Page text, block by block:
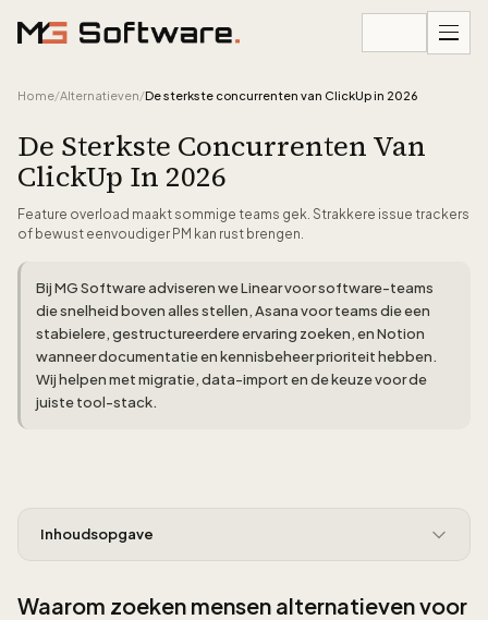
Home/Alternatieven/De sterkste concurrenten van ClickUp in 2026
De Sterkste Concurrenten Van
ClickUp In 2026
Feature overload maakt sommige teams gek. Strakkere issue trackers
of bewust eenvoudiger PM kan rust brengen.
Bij MG Software adviseren we Linear voor software-teams
die snelheid boven alles stellen, Asana voor teams die een
stabielere, gestructureerdere ervaring zoeken, en Notion
wanneer documentatie en kennisbeheer prioriteit hebben.
Wij helpen met migratie, data-import en de keuze voor de
juiste tool-stack.
Inhoudsopgave
Waarom zoeken mensen alternatieven voor